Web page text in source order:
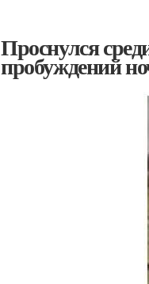
Проснулся
пробуждений